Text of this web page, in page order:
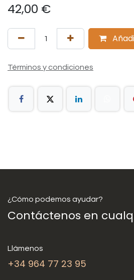
42,00 €
Términos y condiciones
¿Cómo podemos ayudar?
Contáctenos en
Llámenos
+34 964 77 23 95